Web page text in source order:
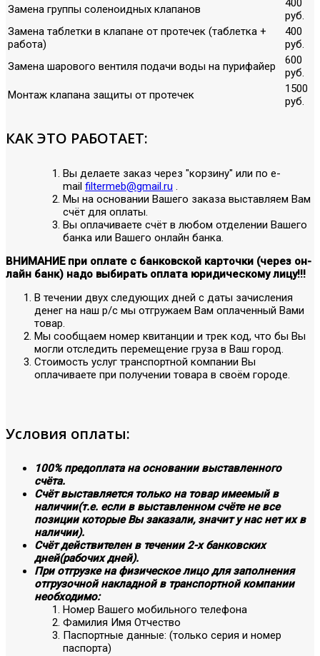
Замена группы соленоидных клапанов
400
руб.
Замена таблетки в клапане от протечек (таблетка +
работа)
400
руб.
Замена шарового вентиля подачи воды на пурифайер
600
руб.
Монтаж клапана защиты от протечек
1500
руб.
КАК ЭТО РАБОТАЕТ:
Вы делаете заказ через "корзину" или по е-
mail filtermeb@gmail.ru .
Мы на основании Вашего заказа выставляем Вам
счёт для оплаты.
Вы оплачиваете счёт в любом отделении Вашего
банка или Вашего онлайн банка.
ВНИМАНИЕ при оплате с банковской карточки (через он-
лайн банк) надо выбирать оплата юридическому лицу!!!
В течении двух следующих дней с даты зачисления
денег на наш р/с мы отгружаем Вам оплаченный Вами
товар.
Мы сообщаем номер квитанции и трек код, что бы Вы
могли отследить перемещение груза в Ваш город.
Стоимость услуг транспортной компании Вы
оплачиваете при получении товара в своём городе.
Условия оплаты:
100% предоплата на основании выставленного
счёта.
Счёт выставляется только на товар имеемый в
наличии(т.е. если в выставленном счёте не все
позиции которые Вы заказали, значит у нас нет их в
наличии).
Счёт действителен в течении 2-х банковских
дней(рабочих дней).
При отгрузке на физическое лицо для заполнения
отгрузочной накладной в транспортной компании
необходимо:
Номер Вашего мобильного телефона
Фамилия Имя Отчество
Паспортные данные: (только серия и номер
паспорта)